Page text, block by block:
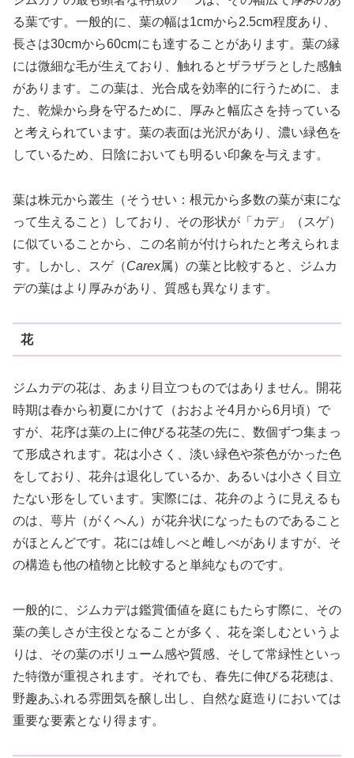
る葉です。一般的に、葉の幅は1cmから2.5cm程度あり、
長さは30cmから60cmにも達することがあります。葉の縁
には微細な毛が生えており、触れるとザラザラとした感触
があります。この葉は、光合成を効率的に行うために、ま
た、乾燥から身を守るために、厚みと幅広さを持っている
と考えられています。葉の表面は光沢があり、濃い緑色を
しているため、日陰においても明るい印象を与えます。
葉は株元から叢生（そうせい：根元から多数の葉が束にな
って生えること）しており、その形状が「カデ」（スゲ）
に似ていることから、この名前が付けられたと考えられま
す。しかし、スゲ（Carex属）の葉と比較すると、ジムカ
デの葉はより厚みがあり、質感も異なります。
花
ジムカデの花は、あまり目立つものではありません。開花
時期は春から初夏にかけて（おおよそ4月から6月頃）で
すが、花序は葉の上に伸びる花茎の先に、数個ずつ集まっ
て形成されます。花は小さく、淡い緑色や茶色がかった色
をしており、花弁は退化しているか、あるいは小さく目立
たない形をしています。実際には、花弁のように見えるも
のは、萼片（がくへん）が花弁状になったものであること
がほとんどです。花には雄しべと雌しべがありますが、そ
の構造も他の植物と比較すると単純なものです。
一般的に、ジムカデは鑑賞価値を庭にもたらす際に、その
葉の美しさが主役となることが多く、花を楽しむというよ
りは、その葉のボリューム感や質感、そして常緑性といっ
た特徴が重視されます。それでも、春先に伸びる花穂は、
野趣あふれる雰囲気を醸し出し、自然な庭造りにおいては
重要な要素となり得ます。